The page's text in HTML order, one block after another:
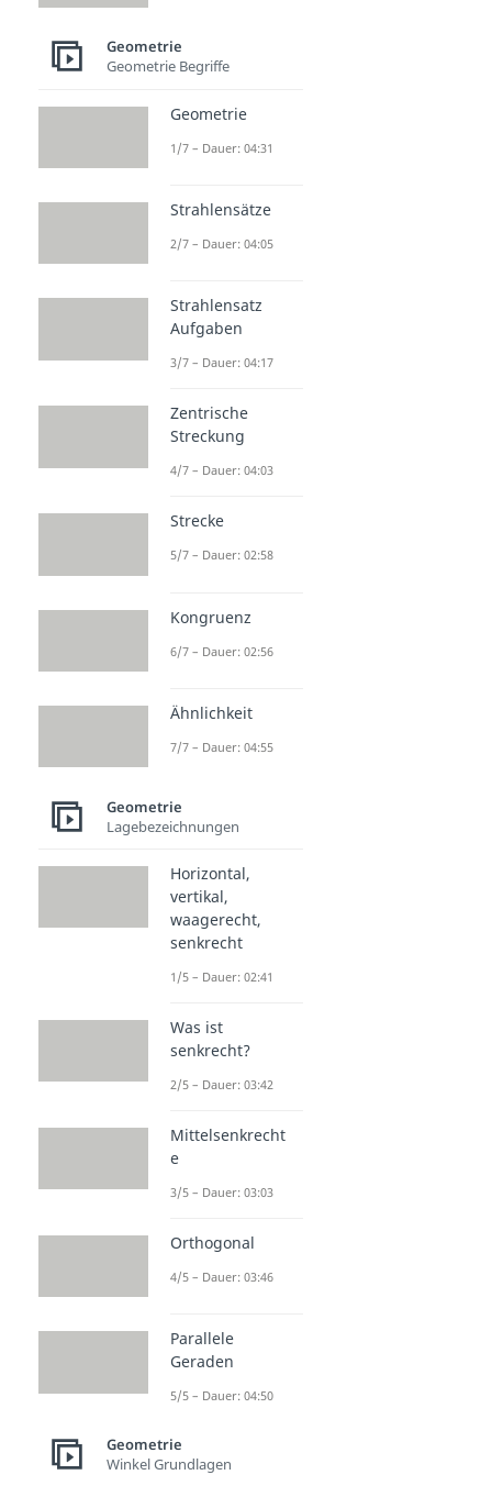
Geometrie
Geometrie Begriffe
Geometrie
1/7 – Dauer: 04:31
Strahlensätze
2/7 – Dauer: 04:05
Strahlensatz
Aufgaben
3/7 – Dauer: 04:17
Zentrische
Streckung
4/7 – Dauer: 04:03
Strecke
5/7 – Dauer: 02:58
Kongruenz
6/7 – Dauer: 02:56
Ähnlichkeit
7/7 – Dauer: 04:55
Geometrie
Lagebezeichnungen
Horizontal,
vertikal,
waagerecht,
senkrecht
1/5 – Dauer: 02:41
Was ist
senkrecht?
2/5 – Dauer: 03:42
Mittelsenkrecht
e
3/5 – Dauer: 03:03
Orthogonal
4/5 – Dauer: 03:46
Parallele
Geraden
5/5 – Dauer: 04:50
Geometrie
Winkel Grundlagen